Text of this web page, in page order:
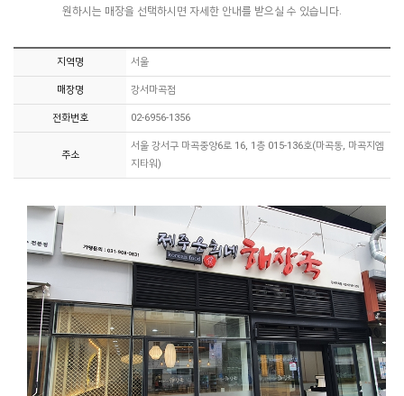
원하시는 매장을 선택하시면 자세한 안내를 받으실 수 있습니다.
지역명 서울
매장명 강서마곡점
전화번호 02-6956-1356
주소
서울 강서구 마곡중앙6로 16, 1층 015-136호(마곡동, 마곡지엠
지타워)